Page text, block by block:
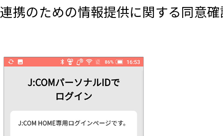
連携のための情報提供に関する同意